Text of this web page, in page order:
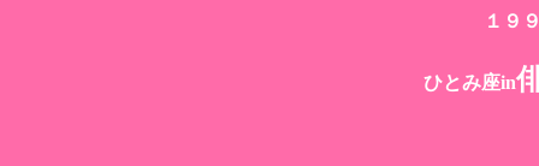
１９
ひとみ座in